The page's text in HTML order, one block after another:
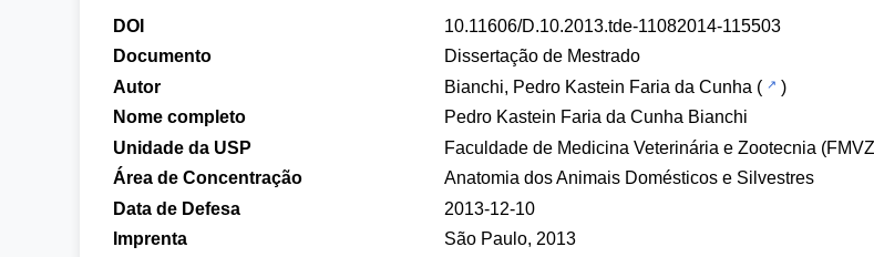
DOI
10.11606/D.10.2013.tde-11082014-115503
Documento
Dissertação de Mestrado
Autor
Bianchi, Pedro Kastein Faria da Cunha (
)
Nome completo
Pedro Kastein Faria da Cunha Bianchi
Unidade da USP
Faculdade de Medicina Veterinária e Zootecnia
Área de Concentração
Anatomia dos Animais Domésticos e Silvestres
Data de Defesa
2013-12-10
Imprenta
São Paulo, 2013